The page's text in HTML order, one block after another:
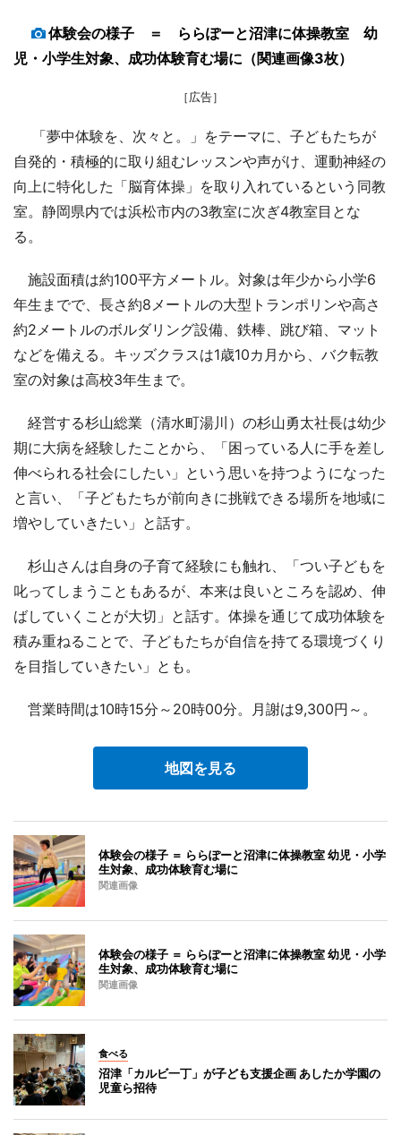
体験会の様子 ＝ ららぽーと沼津に体操教室 幼
児・小学生対象、成功体験育む場に（関連画像3枚）
［広告］
「夢中体験を、次々と。」をテーマに、子どもたちが
自発的・積極的に取り組むレッスンや声がけ、運動神経の
向上に特化した「脳育体操」を取り入れているという同教
室。静岡県内では浜松市内の3教室に次ぎ4教室目とな
る。
施設面積は約100平方メートル。対象は年少から小学6
年生までで、長さ約8メートルの大型トランポリンや高さ
約2メートルのボルダリング設備、鉄棒、跳び箱、マット
などを備える。キッズクラスは1歳10カ月から、バク転教
室の対象は高校3年生まで。
経営する杉山総業（清水町湯川）の杉山勇太社長は幼少
期に大病を経験したことから、「困っている人に手を差し
伸べられる社会にしたい」という思いを持つようになった
と言い、「子どもたちが前向きに挑戦できる場所を地域に
増やしていきたい」と話す。
杉山さんは自身の子育て経験にも触れ、「つい子どもを
叱ってしまうこともあるが、本来は良いところを認め、伸
ばしていくことが大切」と話す。体操を通じて成功体験を
積み重ねることで、子どもたちが自信を持てる環境づくり
を目指していきたい」とも。
営業時間は10時15分～20時00分。月謝は9,300円～。
地図を見る
体験会の様子 ＝ ららぽーと沼津に体操教室 幼児・小学
生対象、成功体験育む場に
関連画像
体験会の様子 ＝ ららぽーと沼津に体操教室 幼児・小学
生対象、成功体験育む場に
関連画像
食べる
沼津「カルビ一丁」が子ども支援企画 あしたか学園の
児童ら招待